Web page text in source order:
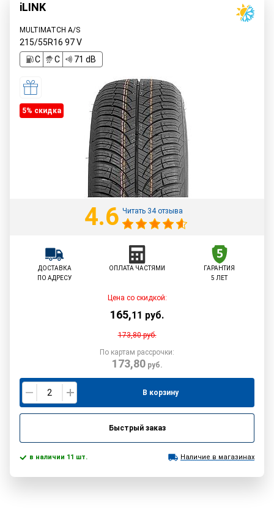
iLINK
MULTIMATCH A/S
215/55R16 97V
C
C 71 dB
5% cкидка
4.6 Читать 34 отзыва
ДОСТАВКА
ПО АДРЕСУ
ОПЛАТА ЧАСТЯМИ
ГАРАНТИЯ
5 ЛЕТ
Цена со скидкой:
165,11 руб.
173,80руб.
По картам рассрочки:
173,80руб.
В корзину
Быстрый заказ
в наличии 11 шт. Наличие в магазинах